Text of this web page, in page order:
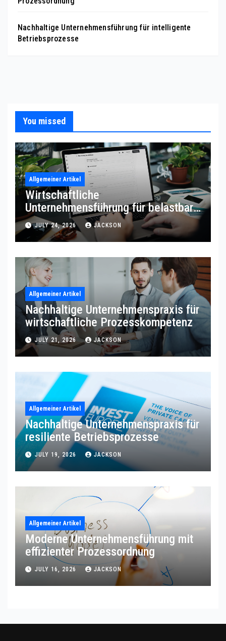
Nachhaltige Unternehmensführung für intelligente
Betriebsprozesse
You missed
Allgemeiner Artikel
Wirtschaftliche
Unternehmensführung für belastbare
Prozessqualität
JULY 24, 2026 JACKSON
Allgemeiner Artikel
Nachhaltige Unternehmenspraxis für
wirtschaftliche Prozesskompetenz
JULY 21, 2026 JACKSON
Allgemeiner Artikel
Nachhaltige Unternehmenspraxis für
resiliente Betriebsprozesse
JULY 19, 2026 JACKSON
Allgemeiner Artikel
Moderne Unternehmensführung mit
effizienter Prozessordnung
JULY 16, 2026 JACKSON